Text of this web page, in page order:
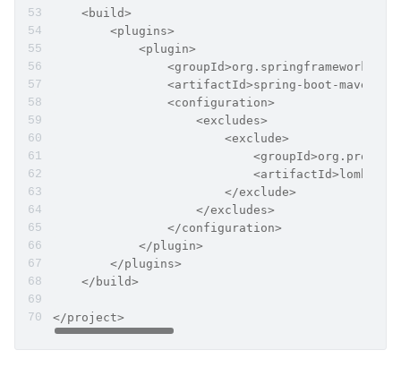
    <build>
        <plugins>
            <plugin>
<artifactId>spring-boot-maven-
                <configuration>
                    <excludes>
                        <exclude>
<artifactId>lombok</
                        </exclude>
                    </excludes>
                </configuration>
            </plugin>
        </plugins>
    </build>
</project>